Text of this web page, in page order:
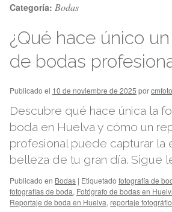
Categoría: Bodas
¿Qué hace único
de bodas
Publicado el 10 de noviembre de 2025 porcmfoto
Descubre qué hace única la
boda en Huelva y cómo un
profesional puede capturar la
belleza de tu gran día. Sigue
Publicado en Bodas | Etiquetado fotografía de
fotografías de boda, Fotógrafo de bodas en
Reportaje de boda en Huelva, reportaje